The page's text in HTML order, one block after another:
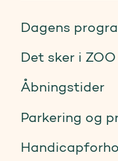
Dagens
Det sker i ZOO
Åbningstider
Parkering og